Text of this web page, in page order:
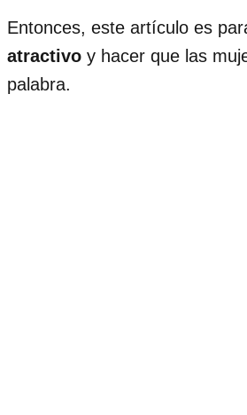
Entonces, este artículo es
atractivo y hacer que las
palabra.